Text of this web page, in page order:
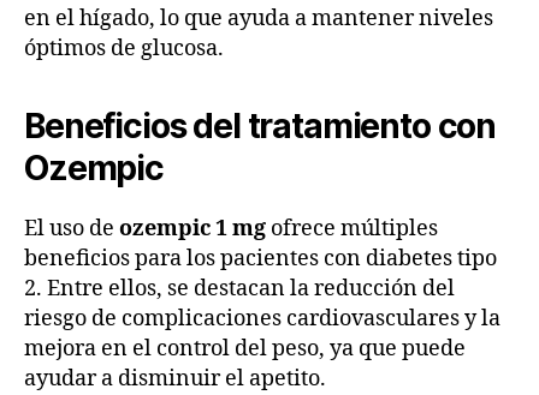
en el hígado, lo que ayuda a mantener niveles
óptimos de glucosa.
Beneficios del tratamiento con
Ozempic
El uso de ozempic 1 mg ofrece múltiples
beneficios para los pacientes con diabetes tipo
2. Entre ellos, se destacan la reducción del
riesgo de complicaciones cardiovasculares y la
mejora en el control del peso, ya que puede
ayudar a disminuir el apetito.